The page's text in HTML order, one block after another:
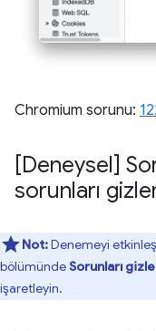
Chromium sorunu:
[Deneysel]
sorunları
Not:Denemeyi
bölümündeSorunları
işaretleyin.